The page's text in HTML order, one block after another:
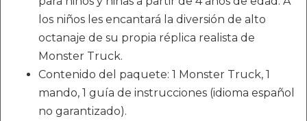
los niños les encantará la diversión de alto
octanaje de su propia réplica realista de
Monster Truck.
Contenido del paquete: 1 Monster Truck, 1
mando, 1 guía de instrucciones (idioma español
no garantizado).